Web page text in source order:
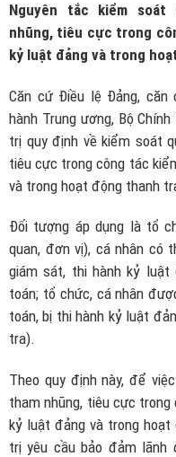
Nguyên tắc kiểm soát
nhũng, tiêu cực trong
kỷ luật đảng và trong
Căn cứ Điều lệ Đảng, căn
hành Trung ương, Bộ
trị quy định về kiểm soát
tiêu cực trong công tác
và trong hoạt động thanh
Đối tượng áp dụng là tổ
quan, đơn vị), cá nhân có
giám sát, thi hành kỷ
toán; tổ chức, cá nhân
toán, bị thi hành kỷ luật
tra).
Theo quy định này, để
tham nhũng, tiêu cực
kỷ luật đảng và trong hoạt
trị yêu cầu bảo đảm lãnh